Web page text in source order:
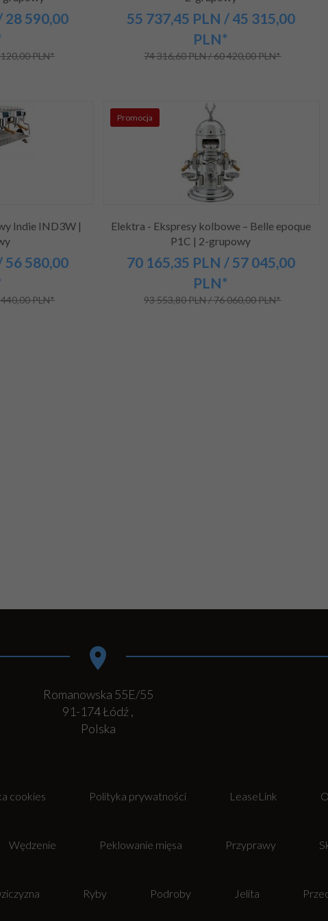
28 590,00
PLN*
55 737,45 PLN / 45 315,00
PLN*
74 316,60 PLN / 60 420,00 PLN*
Indie IND3W |
56 580,00
PLN*
Promocja
Elektra - Ekspresy kolbowe – Belle epoque
P1C | 2-grupowy
70 165,35 PLN / 57 045,00
PLN*
93 553,80 PLN / 76 060,00 PLN*
Romanowska 55E/55
91-174Łódź,
Polska
cookies Polityka prywatności LeaseLink
Wędzenie Peklowanie mięsa Przyprawy
Ryby Podroby Jelita